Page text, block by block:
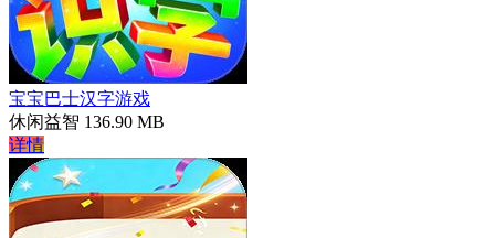
宝宝巴士汉字游戏
休闲益智 136.90 MB
详情